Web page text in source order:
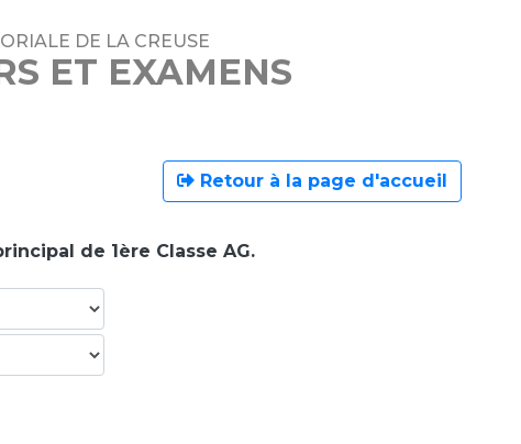
DE LA CREUSE
ET EXAMENS
Retour à la page d'accueil
de 1ère Classe AG.